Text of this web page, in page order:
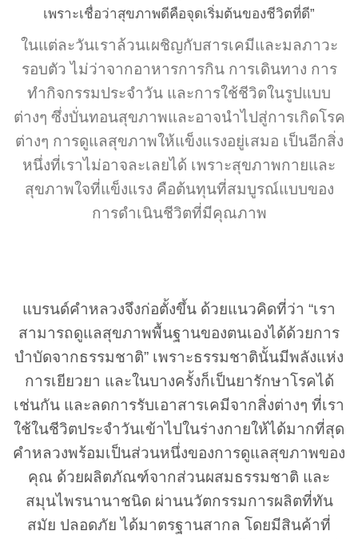
เพราะเชื่อว่าสุขภาพดีคือจุดเริ่มต้นของชีวิตที่ดี”
ในแต่ละวันเราล้วนเผชิญกับสารเคมีและมลภาวะ
รอบตัว ไม่ว่าจากอาหารการกิน การเดินทาง การ
ทำกิจกรรมประจำวัน และการใช้ชีวิตในรูปแบบ
ต่างๆ ซึ่งบั่นทอนสุขภาพและอาจนำไปสู่การเกิดโรค
ต่างๆ การดูแลสุขภาพให้แข็งแรงอยู่เสมอ เป็นอีกสิ่ง
หนึ่งที่เราไม่อาจละเลยได้ เพราะสุขภาพกายและ
สุขภาพใจที่แข็งแรง คือต้นทุนที่สมบูรณ์แบบของ
การดำเนินชีวิตที่มีคุณภาพ
แบรนด์คำหลวงจึงก่อตั้งขึ้น ด้วยแนวคิดที่ว่า “เรา
สามารถดูแลสุขภาพพื้นฐานของตนเองได้ด้วยการ
บำบัดจากธรรมชาติ” เพราะธรรมชาตินั้นมีพลังแห่ง
การเยียวยา และในบางครั้งก็เป็นยารักษาโรคได้
เช่นกัน และลดการรับเอาสารเคมีจากสิ่งต่างๆ ที่เรา
ใช้ในชีวิตประจำวันเข้าไปในร่างกายให้ได้มากที่สุด
คำหลวงพร้อมเป็นส่วนหนึ่งของการดูแลสุขภาพของ
คุณ ด้วยผลิตภัณฑ์จากส่วนผสมธรรมชาติ และ
สมุนไพรนานาชนิด ผ่านนวัตกรรมการผลิตที่ทัน
สมัย ปลอดภัย ได้มาตรฐานสากล โดยมีสินค้าที่